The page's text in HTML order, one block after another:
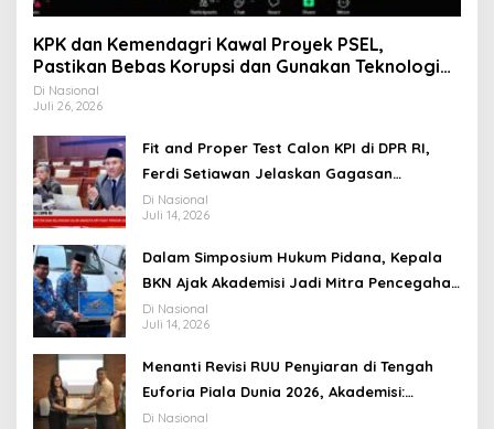
KPK dan Kemendagri Kawal Proyek PSEL,
Pastikan Bebas Korupsi dan Gunakan Teknologi
Ramah Lingkungan
Di Nasional
Juli 26, 2026
Fit and Proper Test Calon KPI di DPR RI,
Ferdi Setiawan Jelaskan Gagasan
Transformasi Menuju Ekosistem Penyiaran
yang Adaptif
Di Nasional
Juli 14, 2026
Dalam Simposium Hukum Pidana, Kepala
BKN Ajak Akademisi Jadi Mitra Pencegahan
Tindak Pidana di Birokrasi
Di Nasional
Juli 14, 2026
Menanti Revisi RUU Penyiaran di Tengah
Euforia Piala Dunia 2026, Akademisi:
Jangan Terus Jadi “Messi dan Ronaldo”
Di Nasional